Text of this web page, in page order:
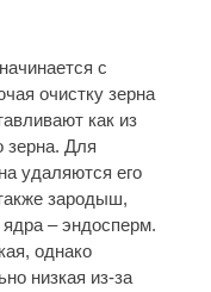
с
очистку зерна
как из
зерна. Для
удаляются его
зародыш,
– эндосперм.
однако
низкая из-за